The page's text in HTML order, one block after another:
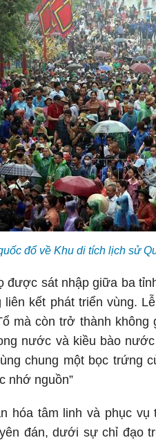
đổ về Khu di tích lịch sử
được sát nhập giữa ba
kết phát triển vùng.
mà còn trở thành
nước và kiều bào
chung một bọc
nhớ nguồn”
hóa tâm linh và phục
đán, dưới sự chỉ đạo